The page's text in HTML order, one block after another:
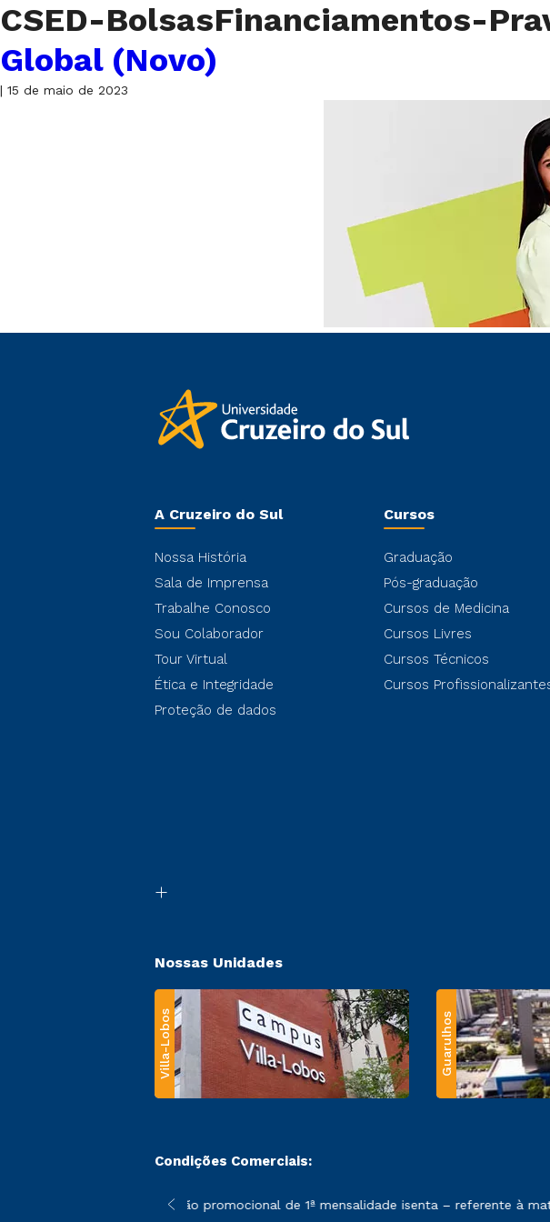
CSED-BolsasFinanciamentos-
Global (Novo)
| 15 de maio de 2023
A Cruzeiro do Sul
Nossa História
Sala de Imprensa
Trabalhe Conosco
Sou Colaborador
Tour Virtual
Ética e Integridade
Proteção de dados
Cursos
Graduação
Pós-graduação
Cursos de Medicina
Cursos Livres
Cursos Técnicos
Cursos
Nossas Unidades
Villa-Lobos Guarulhos
Condições Comerciais:
sofrer alterações nos períodos de rematrícula conforme exposto no contrato
*A condição promocional de 1ª mensalidade isenta – referente à